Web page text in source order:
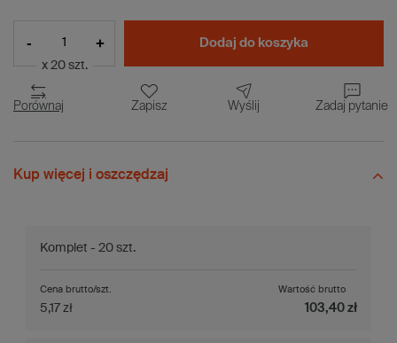
- +
x 20 szt.
Dodaj do koszyka
Porównaj Zapisz Wyślij Zadaj pytanie
Kup więcej i oszczędzaj
Komplet - 20 szt.
Cena brutto/szt.
5,17 zł
Wartość brutto
103,40 zł